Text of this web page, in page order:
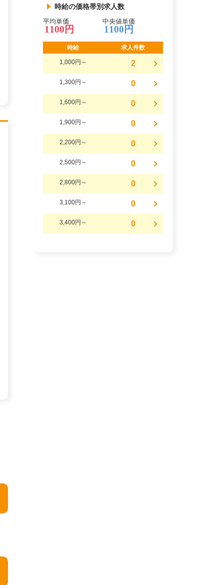
時給の価格帯別求人数
平均単価
1100円
中央値単価
1100円
時給 求人件数
1,000円～ 2
1,300円～ 0
1,600円～ 0
1,900円～ 0
2,200円～ 0
2,500円～ 0
2,800円～ 0
3,100円～ 0
3,400円～ 0